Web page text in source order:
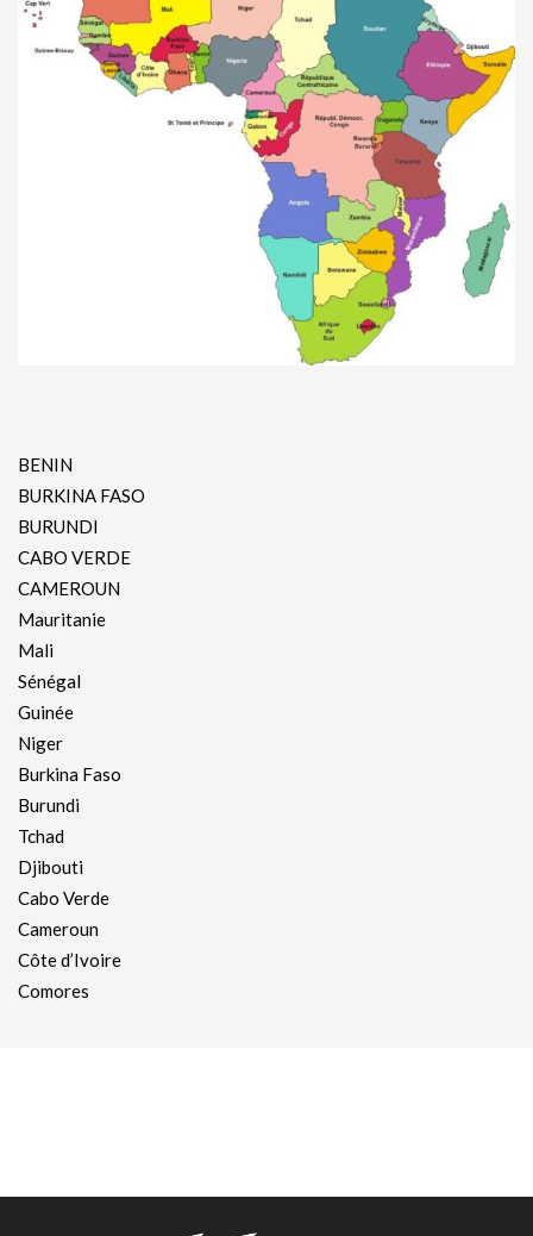
BENIN
BURKINA FASO
BURUNDI
CABO VERDE
CAMEROUN
Mauritanie
Mali
Sénégal
Guinée
Niger
Burkina Faso
Burundi
Tchad
Djibouti
Cabo Verde
Cameroun
Côte d’Ivoire
Comores